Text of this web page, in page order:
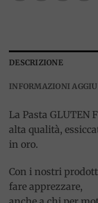
DESCRIZIONE
INFORMAZIONI
La Pasta GLUTEN
alta qualità,
in oro.
Con i nostri
fare apprezzare,